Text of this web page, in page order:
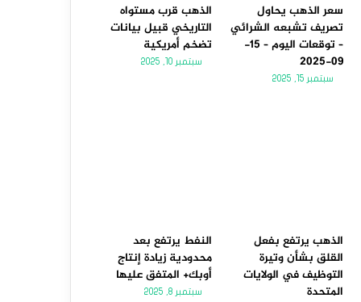
سعر الذهب يحاول
تصريف تشبعه الشرائي
– توقعات اليوم – 15-
09-2025
سبتمبر 15, 2025
الذهب قرب مستواه
التاريخي قبيل بيانات
تضخم أمريكية
سبتمبر 10, 2025
الذهب يرتفع بفعل
القلق بشأن وتيرة
التوظيف في الولايات
المتحدة
النفط يرتفع بعد
محدودية زيادة إنتاج
أوبك+ المتفق عليها
سبتمبر 8, 2025